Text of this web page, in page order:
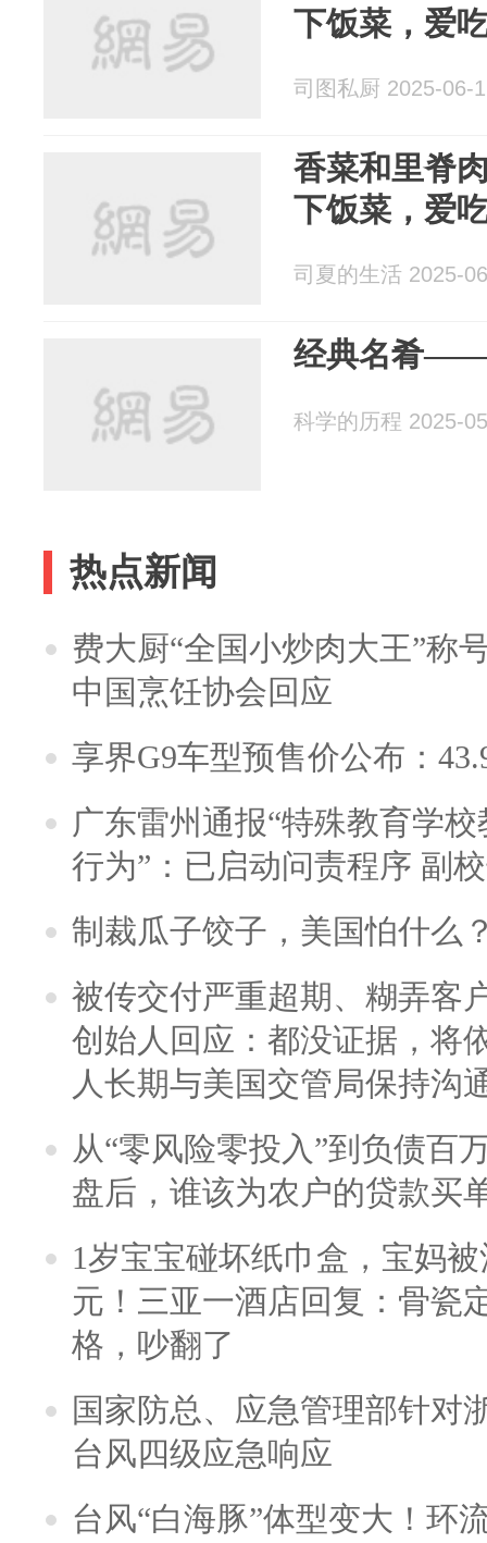
下饭菜，爱
司图私厨 2025-06-
香菜和里脊
下饭菜，爱
司夏的生活 2025-
经典名肴——
科学的历程 2025-
热点新闻
费大厨“全国小炒肉大王”称
中国烹饪协会回应
享界G9车型预售价公布：
广东雷州通报“特殊教育学
行为”：已启动问责程序 副
制裁瓜子饺子，美国怕什么
被传交付严重超期、糊弄客
创始人回应：都没证据，将
人长期与美国交管局保持沟
从“零风险零投入”到负债百
盘后，谁该为农户的贷款买
1岁宝宝碰坏纸巾盒，宝妈
元！三亚一酒店回复：骨瓷
格，吵翻了
国家防总、应急管理部针对
台风四级应急响应
台风“白海豚”体型变大！环